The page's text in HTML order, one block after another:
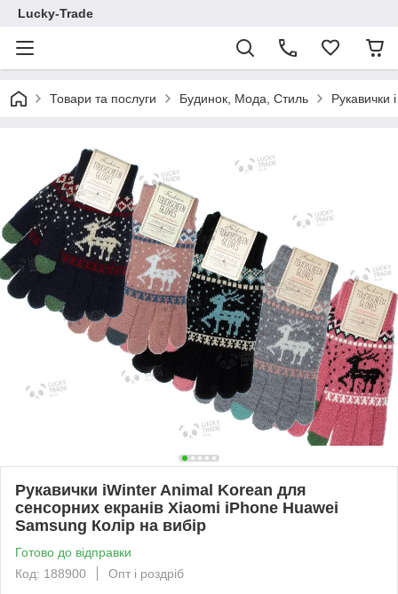
Lucky-Trade
Товари та послуги Будинок, Мода, Стиль Рукавички
Рукавички iWinter Animal Korean для
сенсорних екранів Xiaomi iPhone Huawei
Samsung Колір на вибір
Готово до відправки
Код: 188900
Опт і роздріб